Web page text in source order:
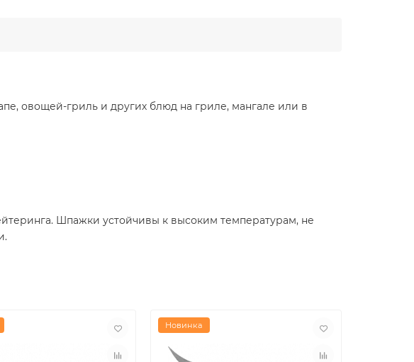
овощей-гриль и других блюд на гриле, мангале или в
Шпажки устойчивы к высоким температурам, не
Новинка